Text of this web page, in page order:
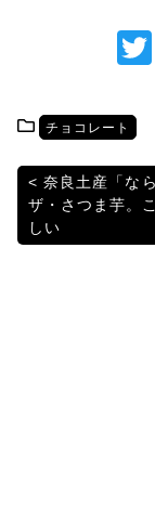
チョコレート
投
稿
奈良土産「な
ザ・さつま芋。
しい